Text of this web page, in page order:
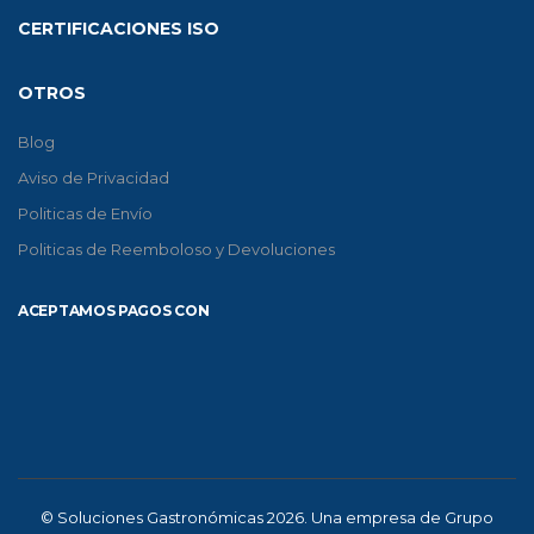
CERTIFICACIONES ISO
OTROS
Blog
Aviso de Privacidad
Politicas de Envío
Politicas de Reemboloso y Devoluciones
ACEPTAMOS PAGOS CON
© Soluciones Gastronómicas 2026. Una empresa de Grupo